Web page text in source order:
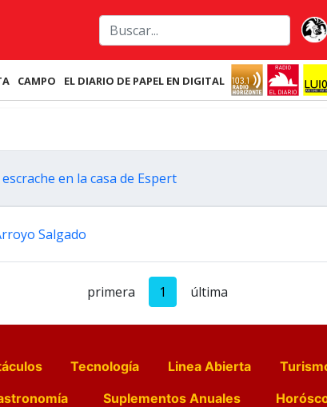
CAMPO EL DIARIO DE PAPEL EN DIGITAL
en la casa de Espert
Salgado
primera 1 última
Tecnología Linea Abierta
Suplementos Anuales